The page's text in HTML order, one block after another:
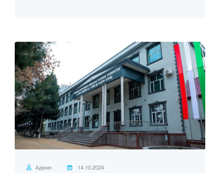
Админ 14.10.2024